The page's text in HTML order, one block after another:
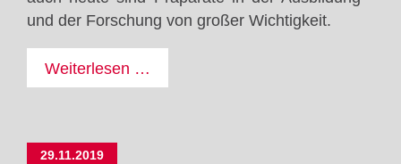
und der Forschung von großer Wichtigkeit.
Weiterlesen …
die
29.11.2019